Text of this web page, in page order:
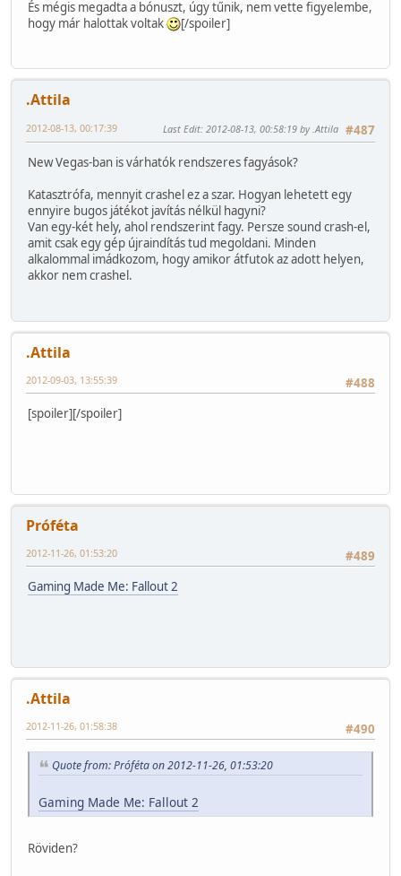
És mégis megadta a bónuszt, úgy tűnik, nem vette figyelembe,
hogy már halottak voltak
[/spoiler]
.Attila
#487
2012-08-13, 00:17:39 Last Edit: 2012-08-13, 00:58:19 by .Attila
New Vegas-ban is várhatók rendszeres fagyások?
Katasztrófa, mennyit crashel ez a szar. Hogyan lehetett egy
ennyire bugos játékot javítás nélkül hagyni?
Van egy-két hely, ahol rendszerint fagy. Persze sound crash-el,
amit csak egy gép újraindítás tud megoldani. Minden
alkalommal imádkozom, hogy amikor átfutok az adott helyen,
akkor nem crashel.
.Attila
#488
2012-09-03, 13:55:39
[spoiler][/spoiler]
Próféta
#489
2012-11-26, 01:53:20
Gaming Made Me: Fallout 2
.Attila
#490
2012-11-26, 01:58:38
Quote from: Próféta on 2012-11-26, 01:53:20
Gaming Made Me: Fallout 2
Röviden?